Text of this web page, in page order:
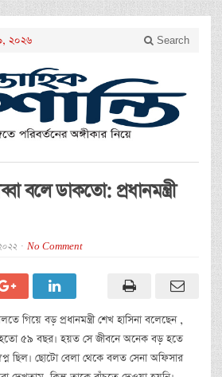
2026 Search
বলে ডাকতো: প্রধানমন্ত্রী
No Comment
গিয়ে বড় প্রধানমন্ত্রী শেখ হাসিনা বলেছেন ,
৫৯ বছর। হয়ত সে জীবনে অনেক বড় হতে
ছিল। ছোটো বেলা থেকে বলত সেনা অফিসার